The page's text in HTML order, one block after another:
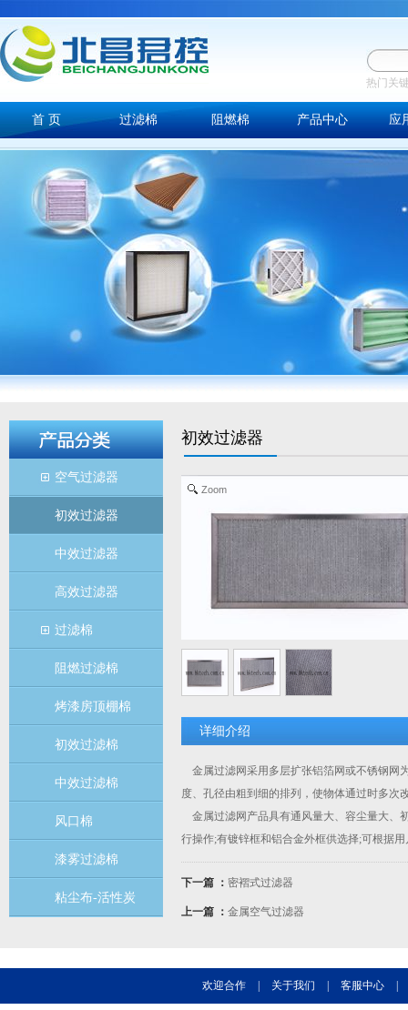
热门关
首 页 过滤棉 阻燃棉 产品中心 应
空气过滤器
初效过滤器
中效过滤器
高效过滤器
过滤棉
阻燃过滤棉
烤漆房顶棚棉
初效过滤棉
中效过滤棉
风口棉
漆雾过滤棉
粘尘布-活性炭
初效过滤器
Zoom
详细介绍
金属过滤网采用多层扩张铝箔网或不锈钢网
度、孔径由粗到细的排列，使物体通过时多次
金属过滤网产品具有通风量大、容尘量大、
行操作;有镀锌框和铝合金外框供选择;可根据
下一篇 ： 密褶式过滤器
上一篇 ： 金属空气过滤器
欢迎合作 关于我们 客服中心